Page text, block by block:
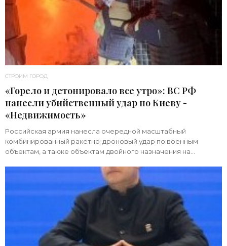
СТРОИМ ГОРОД
«Горело и детонировало все утро»: ВС РФ
нанесли убийственный удар по Киеву -
«Недвижимость»
Российская армия нанесла очередной масштабный
комбинированный ракетно-дроновый удар по военным
объектам, а также объектам двойного назначения на